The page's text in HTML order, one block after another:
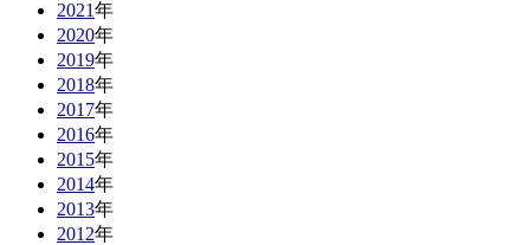
2021年
2020年
2019年
2018年
2017年
2016年
2015年
2014年
2013年
2012年